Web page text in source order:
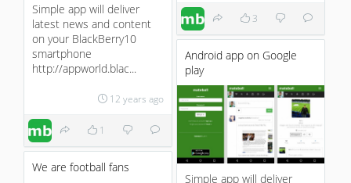
3
Simple app will deliver
latest news and content
on your BlackBerry10
smartphone
http://appworld.blac...
12 years ago
1
Android app on Google
play
Simple app will deliver
We are football fans